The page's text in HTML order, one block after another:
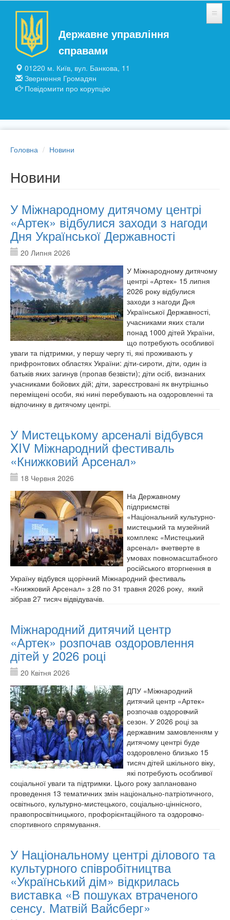
Державне управління
справами
01220 м. Київ, вул. Банкова, 11
Звернення Громадян
Повідомити про корупцію
НОВИНИ
ПІДПРИЄМСТВА ТА УСТАНОВИ
Головна Новини
Новини
У Міжнародному дитячому центрі
«Артек» відбулися заходи з нагоди
Дня Української Державності
20 Липня 2026
У Міжнародному дитячому
центрі «Артек» 15 липня
2026 року відбулися
заходи з нагоди Дня
Української Державності,
учасниками яких стали
понад 1000 дітей України,
що потребують особливої
уваги та підтримки, у першу чергу ті, які проживають у
прифронтових областях України: діти-сироти, діти, один із
батьків яких загинув (пропав безвісти); діти осіб, визнаних
учасниками бойових дій; діти, зареєстровані як внутрішньо
переміщені особи, які нині перебувають на оздоровленні та
відпочинку в дитячому центрі.
У Мистецькому арсеналі відбувся
XIV Міжнародний фестиваль
«Книжковий Арсенал»
18 Червня 2026
На Державному
підприємстві
«Національний культурно-
мистецький та музейний
комплекс «Мистецький
арсенал» вчетверте в
умовах повномасштабного
російського вторгнення в
Україну відбувся щорічний Міжнародний фестиваль
«Книжковий Арсенал» з 28 по 31 травня 2026 року, який
зібрав 27 тисяч відвідувачів.
Міжнародний дитячий центр
«Артек» розпочав оздоровлення
дітей у 2026 році
20 Квітня 2026
ДПУ «Міжнародний
дитячий центр «Артек»
розпочав оздоровчий
сезон. У 2026 році за
державним замовленням у
дитячому центрі буде
оздоровлено близько 15
тисяч дітей шкільного віку,
які потребують особливої
соціальної уваги та підтримки. Цього року заплановано
проведення 13 тематичних змін національно-патріотичного,
освітнього, культурно-мистецького, соціально-ціннісного,
правопросвітницького, профорієнтаційного та оздоровчо-
спортивного спрямування.
У Національному центрі ділового та
культурного співробітництва
«Український дім» відкрилась
виставка «В пошуках втраченого
сенсу. Матвій Вайсберг»